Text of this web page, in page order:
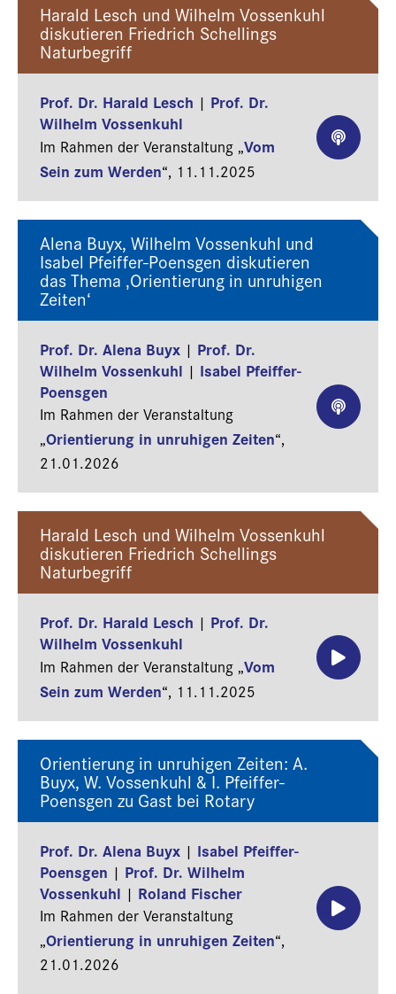
Harald Lesch und Wilhelm Vossenkuhl
diskutieren Friedrich Schellings
Naturbegriff
Prof. Dr. Harald Lesch | Prof. Dr.
Wilhelm Vossenkuhl
Im Rahmen der Veranstaltung „Vom
Sein zum Werden“, 11.11.2025
Alena Buyx, Wilhelm Vossenkuhl und
Isabel Pfeiffer-Poensgen diskutieren
das Thema ‚Orientierung in unruhigen
Zeiten‘
Prof. Dr. Alena Buyx | Prof. Dr.
Wilhelm Vossenkuhl | Isabel Pfeiffer-
Poensgen
Im Rahmen der Veranstaltung
„Orientierung in unruhigen Zeiten“,
21.01.2026
Harald Lesch und Wilhelm Vossenkuhl
diskutieren Friedrich Schellings
Naturbegriff
Prof. Dr. Harald Lesch | Prof. Dr.
Wilhelm Vossenkuhl
Im Rahmen der Veranstaltung „Vom
Sein zum Werden“, 11.11.2025
Orientierung in unruhigen Zeiten: A.
Buyx, W. Vossenkuhl & I. Pfeiffer-
Poensgen zu Gast bei Rotary
Prof. Dr. Alena Buyx | Isabel Pfeiffer-
Poensgen | Prof. Dr. Wilhelm
Vossenkuhl | Roland Fischer
Im Rahmen der Veranstaltung
„Orientierung in unruhigen Zeiten“,
21.01.2026